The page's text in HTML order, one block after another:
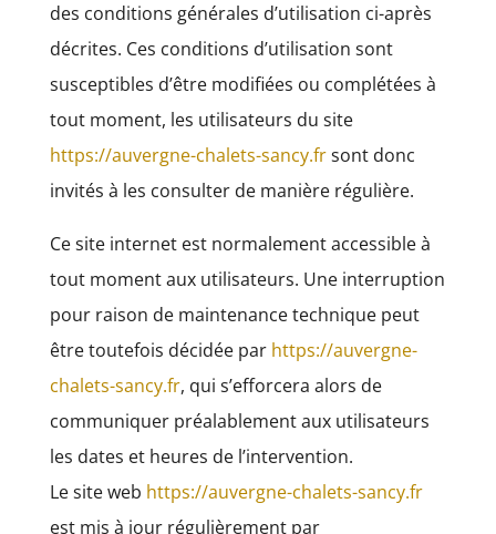
des conditions générales d’utilisation ci-après
décrites. Ces conditions d’utilisation sont
susceptibles d’être modifiées ou complétées à
tout moment, les utilisateurs du site
https://auvergne-chalets-sancy.frsont donc
invités à les consulter de manière régulière.
Ce site internet est normalement accessible à
tout moment aux utilisateurs. Une interruption
pour raison de maintenance technique peut
être toutefois décidée par https://auvergne-
chalets-sancy.fr, qui s’efforcera alors de
communiquer préalablement aux utilisateurs
les dates et heures de l’intervention.
Le site web https://auvergne-chalets-sancy.fr
est mis à jour régulièrement par